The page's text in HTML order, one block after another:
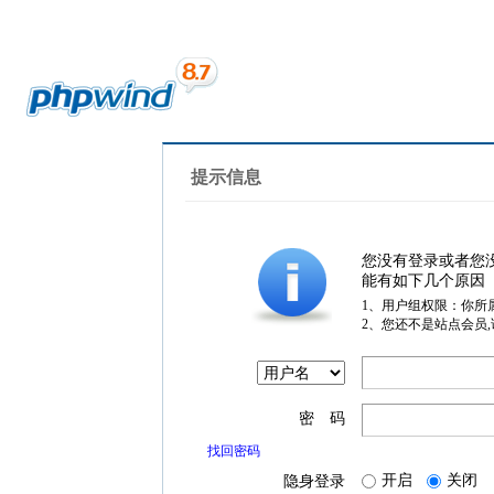
提示信息
您没有登录或者您
能有如下几个原因
1、用户组权限：你所
2、您还不是站点会员
密 码
找回密码
隐身登录 开启 关闭